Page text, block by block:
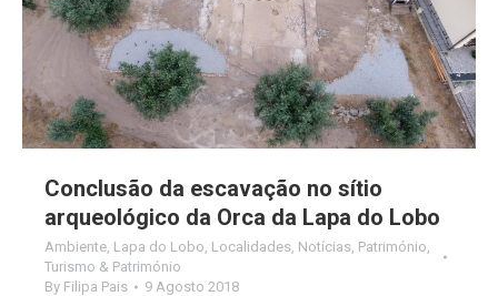
Conclusão da escavação no sítio
arqueológico da Orca da Lapa do Lobo
Ambiente Lapa do Lobo Localidades Notícias Património
Turismo & Património
By Filipa Pais 9 Agosto 2018